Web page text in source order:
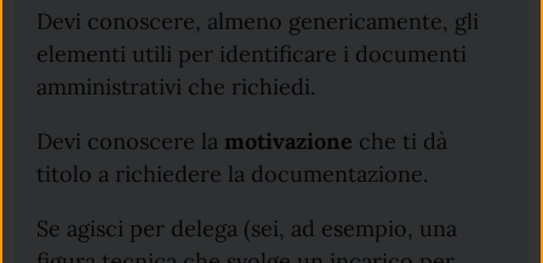
Devi conoscere, almeno genericamente, gli
elementi utili per identificare i documenti
amministrativi che richiedi.
Devi conoscere la motivazione che ti dà
titolo a richiedere la documentazione.
Se agisci per delega (sei, ad esempio, una